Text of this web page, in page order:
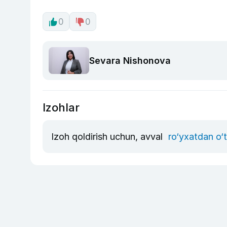
0 0
Sevara Nishonova
Izohlar
Izoh qoldirish uchun, avval ro‘yxatdan